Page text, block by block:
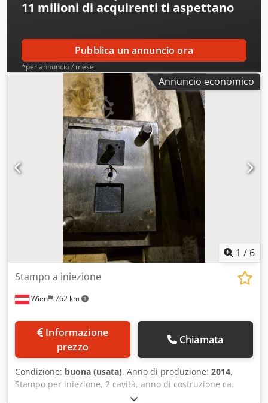
11 milioni di acquirenti ti aspettano
Pubblica un annuncio ora
*per annuncio / mese
Annuncio economico
1 / 6
Wien 762 km
Stampo a iniezione
prezzo
Chiamata
Condizione: buona (usata), Anno di produzione: 2014,
Stampo per iniezione, 2 cavità, anno di costruzione ca.
2014 Dcedpfezb Aanex Am Hek